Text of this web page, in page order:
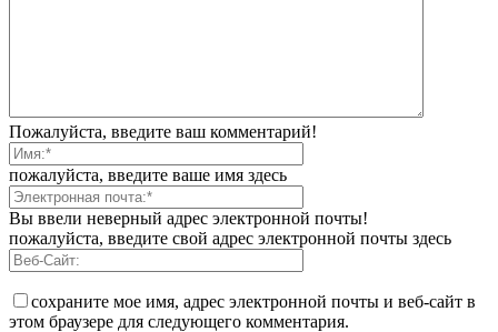
Пожалуйста, введите ваш комментарий!
пожалуйста, введите ваше имя здесь
Вы ввели неверный адрес электронной почты!
пожалуйста, введите свой адрес электронной почты здесь
сохраните мое имя, адрес электронной почты и веб-сайт в
этом браузере для следующего комментария.